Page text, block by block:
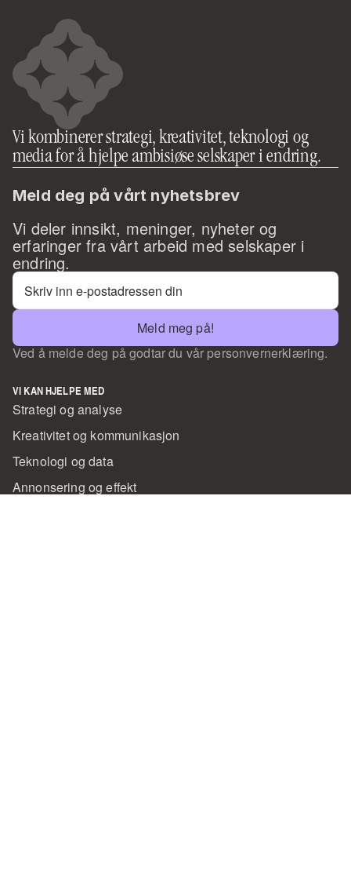
Vi kombinerer strategi, kreativitet, teknologi og
media for å hjelpe ambisiøse selskaper i endring.
Meld deg på vårt nyhetsbrev
Vi deler innsikt, meninger, nyheter og
erfaringer fra vårt arbeid med selskaper i
endring.
Meld meg på!
Ved å melde deg på godtar du vår personvernerklæring.
VI KAN HJELPE MED
Strategi og analyse
Kreativitet og kommunikasjon
Teknologi og data
Annonsering og effekt